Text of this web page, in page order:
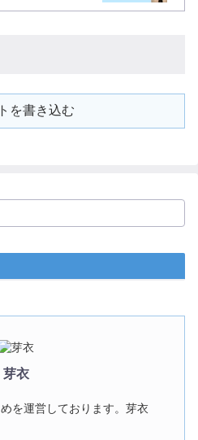
を書き込む
芽衣
を運営しております。芽衣